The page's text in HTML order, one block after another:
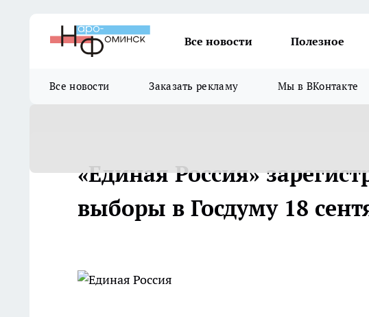
Все новости Полезное
Все новости Заказать рекламу Мы в ВКонтакте
«Единая Россия»
выборы в Госдуму 18